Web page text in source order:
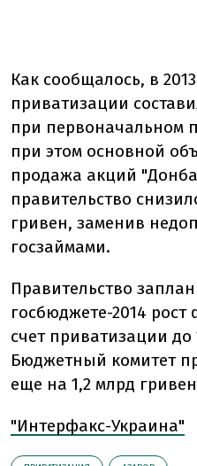
Как сообщалось, в
приватизации
при первоначальном
при этом основной
продажа акций
правительство
гривен, заменив
госзаймами.
Правительство
госбюджете-2014
счет приватизации до
Бюджетный комитет
еще на 1,2 млрд
"Интерфакс-Украина"